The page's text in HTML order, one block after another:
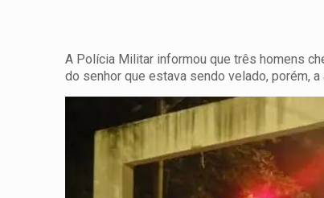
A Polícia Militar informou que três homens
do senhor que estava sendo velado, porém,